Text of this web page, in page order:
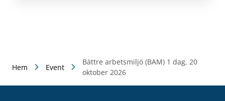
Hem Event
Bättre arbetsmiljö (BAM) 1 dag, 20
oktober 2026